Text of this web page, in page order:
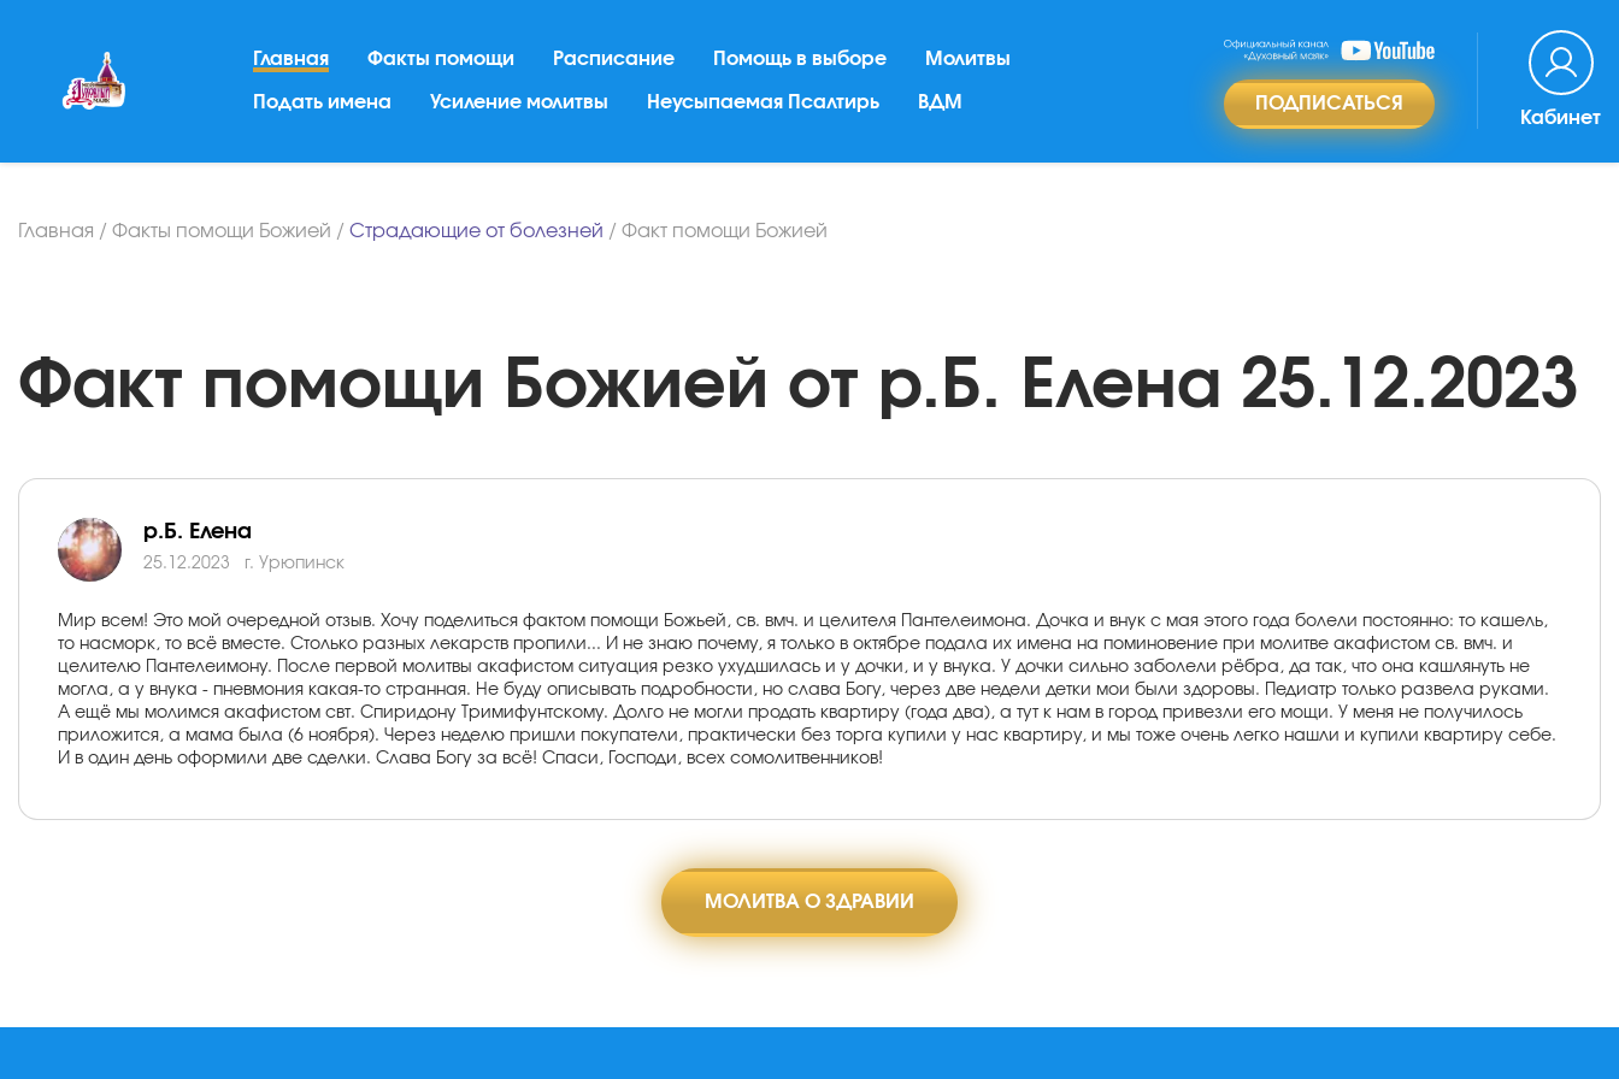
Главная Факты помощи Расписание Помощь в выборе Молитвы
Подать имена Усиление молитвы Неусыпаемая Псалтирь ВДМ ПОДПИСАТЬСЯ
Кабинет
Главная / Факты помощи Божией / Страдающие от болезней / Факт помощи Божией
Факт помощи Божией от р.Б. Елена 25.12.2023
р.Б. Елена
25.12.2023 г. Урюпинск
Мир всем! Это мой очередной отзыв. Хочу поделиться фактом помощи Божьей, св. вмч. и целителя Пантелеимона. Дочка и внук с мая этого года болели постоянно: то кашель,
то насморк, то всё вместе. Столько разных лекарств пропили... И не знаю почему, я только в октябре подала их имена на поминовение при молитве акафистом св. вмч. и
целителю Пантелеимону. После первой молитвы акафистом ситуация резко ухудшилась и у дочки, и у внука. У дочки сильно заболели рёбра, да так, что она кашлянуть не
могла, а у внука - пневмония какая-то странная. Не буду описывать подробности, но слава Богу, через две недели детки мои были здоровы. Педиатр только развела руками.
А ещё мы молимся акафистом свт. Спиридону Тримифунтскому. Долго не могли продать квартиру (года два), а тут к нам в город привезли его мощи. У меня не получилось
приложится, а мама была (6 ноября). Через неделю пришли покупатели, практически без торга купили у нас квартиру, и мы тоже очень легко нашли и купили квартиру себе.
И в один день оформили две сделки. Слава Богу за всё! Спаси, Господи, всех сомолитвенников!
МОЛИТВА О ЗДРАВИИ